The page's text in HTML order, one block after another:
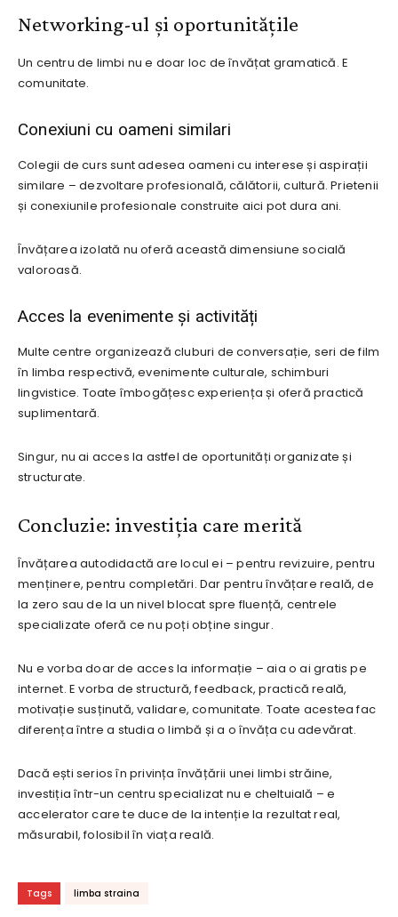
Networking-ul și oportunitățile
Un centru de limbi nu e doar loc de învățat gramatică. E
comunitate.
Conexiuni cu oameni similari
Colegii de curs sunt adesea oameni cu interese și aspirații
similare – dezvoltare profesională, călătorii, cultură. Prietenii
și conexiunile profesionale construite aici pot dura ani.
Învățarea izolată nu oferă această dimensiune socială
valoroasă.
Acces la evenimente și activități
Multe centre organizează cluburi de conversație, seri de film
în limba respectivă, evenimente culturale, schimburi
lingvistice. Toate îmbogățesc experiența și oferă practică
suplimentară.
Singur, nu ai acces la astfel de oportunități organizate și
structurate.
Concluzie: investiția care merită
Învățarea autodidactă are locul ei – pentru revizuire, pentru
menținere, pentru completări. Dar pentru învățare reală, de
la zero sau de la un nivel blocat spre fluență, centrele
specializate oferă ce nu poți obține singur.
Nu e vorba doar de acces la informație – aia o ai gratis pe
internet. E vorba de structură, feedback, practică reală,
motivație susținută, validare, comunitate. Toate acestea fac
diferența între a studia o limbă și a o învăța cu adevărat.
Dacă ești serios în privința învățării unei limbi străine,
investiția într-un centru specializat nu e cheltuială – e
accelerator care te duce de la intenție la rezultat real,
măsurabil, folosibil în viața reală.
Tags limba straina